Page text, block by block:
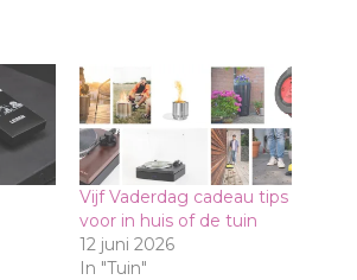
Vijf Vaderdag cadeau tips
voor in huis of de tuin
12 juni 2026
In "Tuin"